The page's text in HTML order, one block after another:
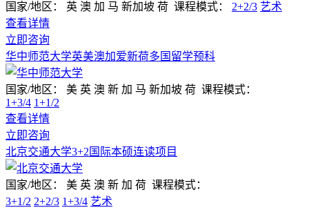
国家/地区： 英 澳 加 马 新加坡 荷 课程模式： 2+2/3 艺术
查看详情
立即咨询
华中师范大学英美澳加爱新荷多国留学预科
国家/地区： 美 英 澳 新 加 马 新加坡 荷 课程模式：
1+3/4 1+1/2
查看详情
立即咨询
北京交通大学3+2国际本硕连读项目
国家/地区： 美 英 澳 新 加 荷 课程模式：
3+1/2 2+2/3 1+3/4 艺术